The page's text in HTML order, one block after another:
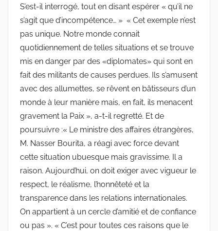
S’est-il interrogé, tout en disant espérer « qu’il ne
s’agit que d’incompétence… » « Cet exemple n’est
pas unique. Notre monde connait
quotidiennement de telles situations et se trouve
mis en danger par des «diplomates» qui sont en
fait des militants de causes perdues. Ils s’amusent
avec des allumettes, se rêvent en bâtisseurs d’un
monde à leur manière mais, en fait, ils menacent
gravement la Paix », a-t-il regretté. Et de
poursuivre :« Le ministre des affaires étrangères,
M. Nasser Bourita, a réagi avec force devant
cette situation ubuesque mais gravissime. Il a
raison. Aujourd’hui, on doit exiger avec vigueur le
respect, le réalisme, l’honnêteté et la
transparence dans les relations internationales.
On appartient à un cercle d’amitié et de confiance
ou pas ». « C’est pour toutes ces raisons que le